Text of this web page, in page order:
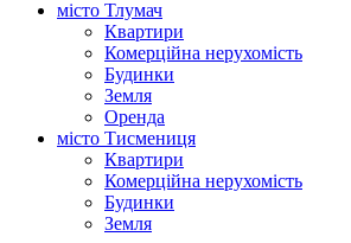
місто Тлумач
Квартири
Комерційна нерухомість
Будинки
Земля
Оренда
місто Тисмениця
Квартири
Комерційна нерухомість
Будинки
Земля